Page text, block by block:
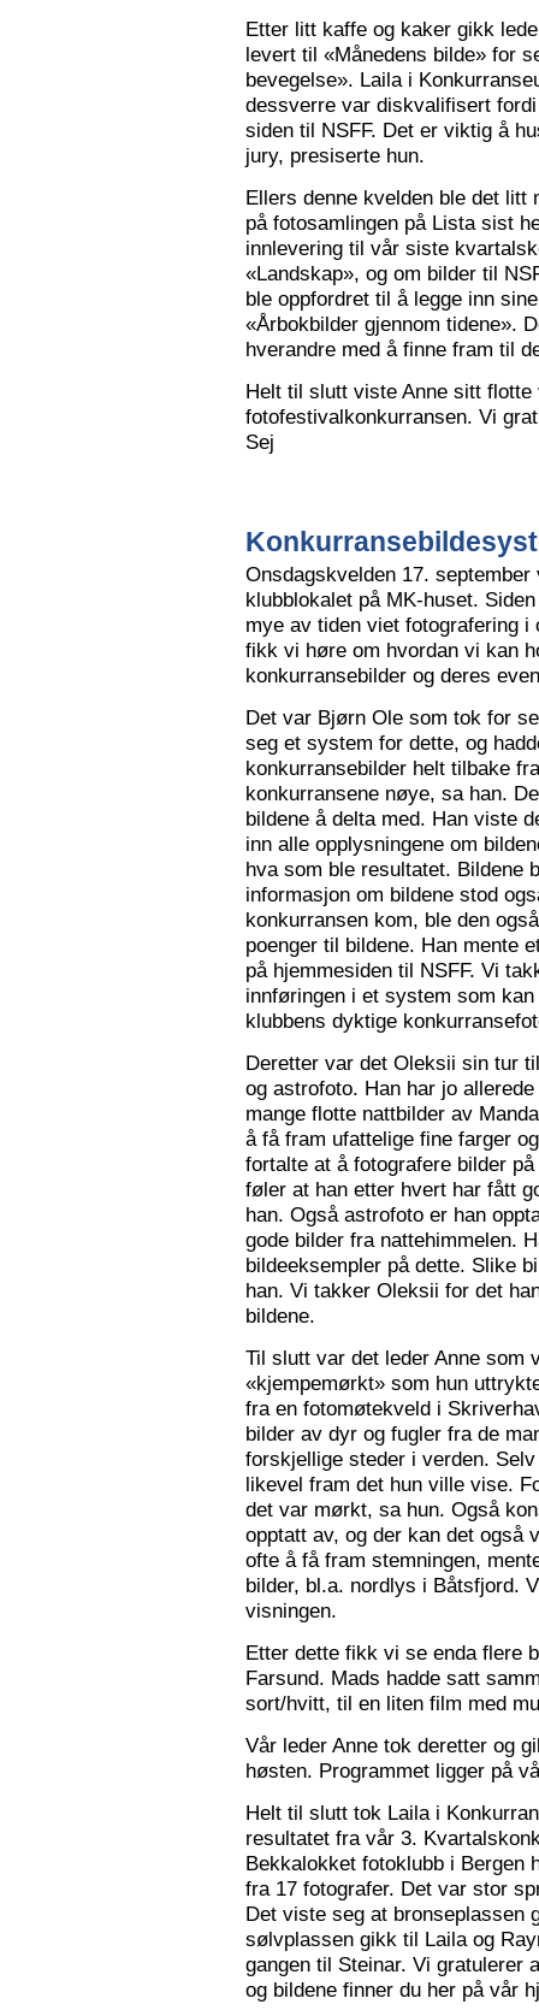
Etter litt kaffe og kaker gikk
levert til «Månedens bilde» for
bevegelse». Laila i
dessverre var diskvalifisert
siden til NSFF. Det er viktig å
jury, presiserte hun.
Ellers denne kvelden ble det litt
på fotosamlingen på Lista sist
innlevering til vår siste
«Landskap», og om bilder til
ble oppfordret til å legge inn
«Årbokbilder gjennom tidene».
hverandre med å finne fram til
Helt til slutt viste Anne sitt flotte
fotofestivalkonkurransen. Vi
Sej
Onsdagskvelden 17.
klubblokalet på MK-huset.
mye av tiden viet fotografering
fikk vi høre om hvordan vi kan
konkurransebilder og deres
Det var Bjørn Ole som tok for
seg et system for dette, og
konkurransebilder helt tilbake
konkurransene nøye, sa han.
bildene å delta med. Han viste
inn alle opplysningene om
hva som ble resultatet. Bildene
informasjon om bildene stod
konkurransen kom, ble den
poenger til bildene. Han mente
på hjemmesiden til NSFF. Vi
innføringen i et system som
klubbens dyktige
Deretter var det Oleksii sin tur
og astrofoto. Han har jo
mange flotte nattbilder av
å få fram ufattelige fine farger
fortalte at å fotografere bilder
føler at han etter hvert har fått
han. Også astrofoto er han
gode bilder fra nattehimmelen.
bildeeksempler på dette. Slike
han. Vi takker Oleksii for det
bildene.
Til slutt var det leder Anne som
«kjempemørkt» som hun
fra en fotomøtekveld i
bilder av dyr og fugler fra de
forskjellige steder i verden.
likevel fram det hun ville vise.
det var mørkt, sa hun. Også
opptatt av, og der kan det
ofte å få fram stemningen,
bilder, bl.a. nordlys i Båtsfjord.
visningen.
Etter dette fikk vi se enda flere
Farsund. Mads hadde satt
sort/hvitt, til en liten film med
Vår leder Anne tok deretter og
høsten. Programmet ligger på
Helt til slutt tok Laila i
resultatet fra vår 3.
Bekkalokket fotoklubb i
fra 17 fotografer. Det var stor
Det viste seg at bronseplassen
sølvplassen gikk til Laila og
gangen til Steinar. Vi gratulerer
og bildene finner du her på vår